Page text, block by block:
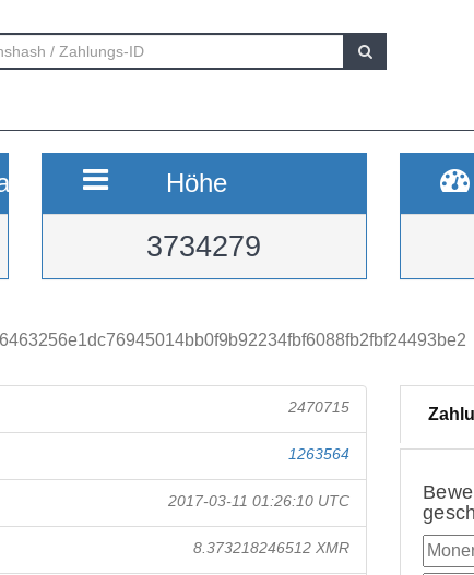
Höhe
3734279
2470715
1263564
2017-03-11 01:26:10 UTC
8.373218246512 XMR